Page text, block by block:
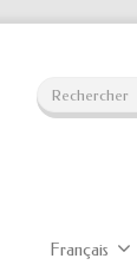
Français